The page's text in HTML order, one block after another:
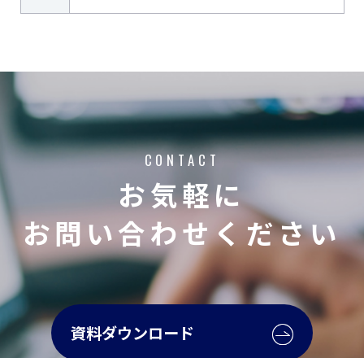
CONTACT
お気軽に
お問い合わせください
資料ダウンロード